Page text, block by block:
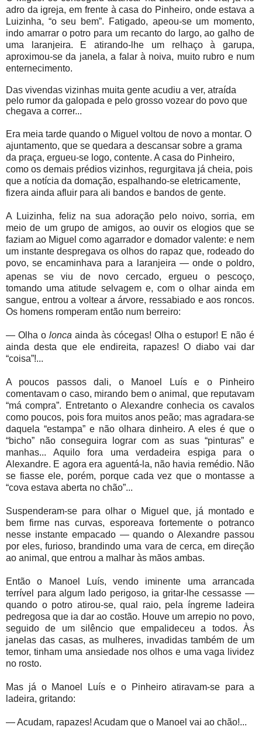
adro da igreja, em frente à casa do Pinheiro, onde estava a
Luizinha, “o seu bem”. Fatigado, apeou-se um momento,
indo amarrar o potro para um recanto do largo, ao galho de
uma laranjeira. E atirando-lhe um relhaço à garupa,
aproximou-se da janela, a falar à noiva, muito rubro e num
enternecimento.
Das vivendas vizinhas muita gente acudiu a ver, atraída
pelo rumor da galopada e pelo grosso vozear do povo que
chegava a correr...
Era meia tarde quando o Miguel voltou de novo a montar. O
ajuntamento, que se quedara a descansar sobre a grama
da praça, ergueu-se logo, contente. A casa do Pinheiro,
como os demais prédios vizinhos, regurgitava já cheia, pois
que a notícia da domação, espalhando-se eletricamente,
fizera ainda afluir para ali bandos e bandos de gente.
A Luizinha, feliz na sua adoração pelo noivo, sorria, em
meio de um grupo de amigos, ao ouvir os elogios que se
faziam ao Miguel como agarrador e domador valente: e nem
um instante despregava os olhos do rapaz que, rodeado do
povo, se encaminhava para a laranjeira — onde o poldro,
apenas se viu de novo cercado, ergueu o pescoço,
tomando uma atitude selvagem e, com o olhar ainda em
sangue, entrou a voltear a árvore, ressabiado e aos roncos.
Os homens romperam então num berreiro:
— Olha o lonca ainda às cócegas! Olha o estupor! E não é
ainda desta que ele endireita, rapazes! O diabo vai dar
“coisa”!...
A poucos passos dali, o Manoel Luís e o Pinheiro
comentavam o caso, mirando bem o animal, que reputavam
“má compra”. Entretanto o Alexandre conhecia os cavalos
como poucos, pois fora muitos anos peão; mas agradara-se
daquela “estampa” e não olhara dinheiro. A eles é que o
“bicho” não conseguira lograr com as suas “pinturas” e
manhas... Aquilo fora uma verdadeira espiga para o
Alexandre. E agora era aguentá-la, não havia remédio. Não
se fiasse ele, porém, porque cada vez que o montasse a
“cova estava aberta no chão”...
Suspenderam-se para olhar o Miguel que, já montado e
bem firme nas curvas, esporeava fortemente o potranco
nesse instante empacado — quando o Alexandre passou
por eles, furioso, brandindo uma vara de cerca, em direção
ao animal, que entrou a malhar às mãos ambas.
Então o Manoel Luís, vendo iminente uma arrancada
terrível para algum lado perigoso, ia gritar-lhe cessasse —
quando o potro atirou-se, qual raio, pela íngreme ladeira
pedregosa que ia dar ao costão. Houve um arrepio no povo,
seguido de um silêncio que empalideceu a todos. Às
janelas das casas, as mulheres, invadidas também de um
temor, tinham uma ansiedade nos olhos e uma vaga lividez
no rosto.
Mas já o Manoel Luís e o Pinheiro atiravam-se para a
ladeira, gritando:
—Acudam, rapazes! Acudam que o Manoel vai ao chão!...